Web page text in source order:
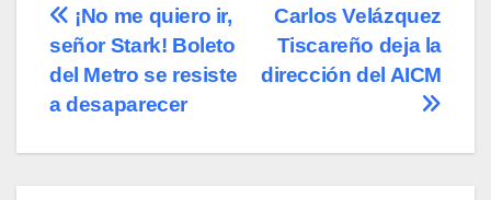
Navegación
de
entradas
Carlos Velázquez
Tiscareño deja la
dirección del AICM
¡No me quiero ir,
señor Stark! Boleto
del Metro se resiste
a desaparecer